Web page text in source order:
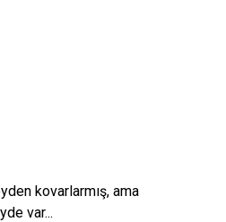
kovarlarmış, ama
var...